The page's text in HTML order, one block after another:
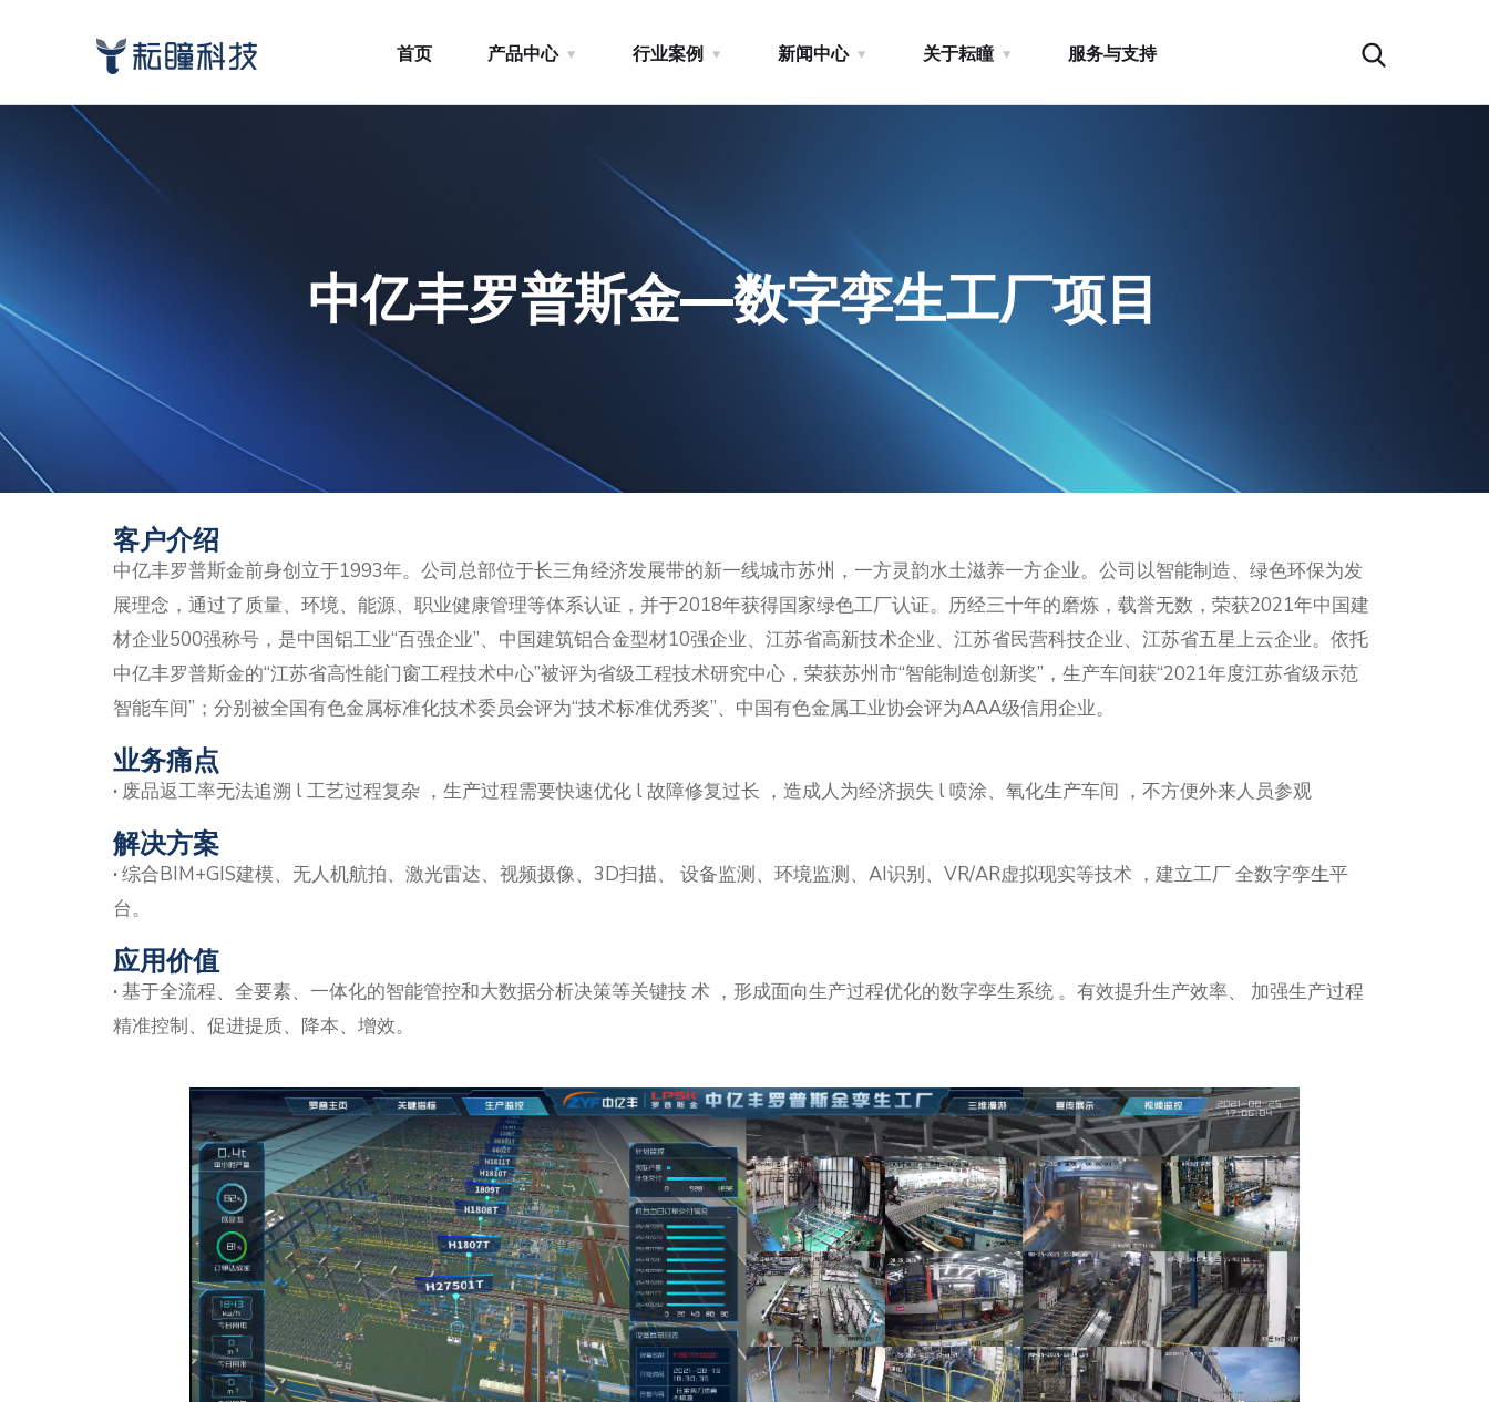
首页 产品中心 行业案例 新闻中心 关于耘瞳 服务与支持
中亿丰罗普斯金—数字孪生工厂项目
客户介绍
中亿丰罗普斯金前身创立于1993年。公司总部位于长三角经济发展带的新一线城市苏州，一方灵韵水土滋养一方企业。公司以智能制造、绿色环保为发
展理念，通过了质量、环境、能源、职业健康管理等体系认证，并于2018年获得国家绿色工厂认证。历经三十年的磨炼，载誉无数，荣获2021年中国建
材企业500强称号，是中国铝工业“百强企业”、中国建筑铝合金型材10强企业、江苏省高新技术企业、江苏省民营科技企业、江苏省五星上云企业。依托
中亿丰罗普斯金的“江苏省高性能门窗工程技术中心”被评为省级工程技术研究中心，荣获苏州市“智能制造创新奖”，生产车间获“2021年度江苏省级示范
智能车间”；分别被全国有色金属标准化技术委员会评为“技术标准优秀奖”、中国有色金属工业协会评为AAA级信用企业。
业务痛点
· 废品返工率无法追溯 l 工艺过程复杂 ，生产过程需要快速优化 l 故障修复过长 ，造成人为经济损失 l 喷涂、氧化生产车间 ，不方便外来人员参观
解决方案
· 综合BIM+GIS建模、无人机航拍、激光雷达、视频摄像、3D扫描、 设备监测、环境监测、AI识别、VR/AR虚拟现实等技术 ，建立工厂 全数字孪生平
台。
应用价值
· 基于全流程、全要素、一体化的智能管控和大数据分析决策等关键技 术 ，形成面向生产过程优化的数字孪生系统 。有效提升生产效率、 加强生产过程
精准控制、促进提质、降本、增效。